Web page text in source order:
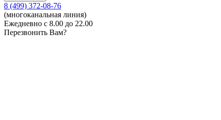
8 (499) 372-08-76
(многоканальная линия)
Ежедневно с 8.00 до 22.00
Перезвонить Вам?